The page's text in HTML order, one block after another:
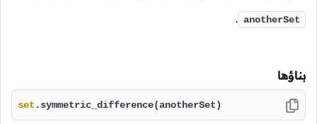
anotherSet
.
بناؤها
set .symmetric_difference(anotherSet)